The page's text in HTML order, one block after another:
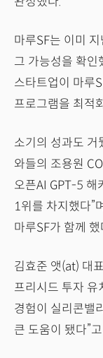
마루SF는 이미
그 가능성을 확인
스타트업이 마루
프로그램을 최적
소기의 성과도 거
와들의 조용원
오픈AI GPT-5 해
1위를 차지했다”
마루SF가 함께 했
김효준 앳(at) 대
프리시드 투자 유
경험이 실리콘밸
큰 도움이 됐다”